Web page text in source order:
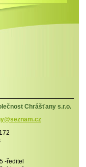
Chrášťany s.r.o.
am.cz
-ředitel